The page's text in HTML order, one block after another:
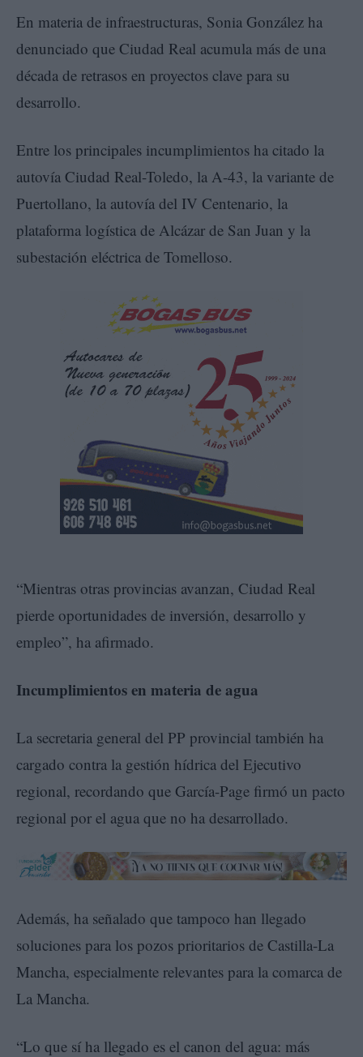
En materia de infraestructuras, Sonia González ha
denunciado que Ciudad Real acumula más de una
década de retrasos en proyectos clave para su
desarrollo.
Entre los principales incumplimientos ha citado la
autovía Ciudad Real-Toledo, la A-43, la variante de
Puertollano, la autovía del IV Centenario, la
plataforma logística de Alcázar de San Juan y la
subestación eléctrica de Tomelloso.
“Mientras otras provincias avanzan, Ciudad Real
pierde oportunidades de inversión, desarrollo y
empleo”, ha afirmado.
Incumplimientos en materia de agua
La secretaria general del PP provincial también ha
cargado contra la gestión hídrica del Ejecutivo
regional, recordando que García-Page firmó un pacto
regional por el agua que no ha desarrollado.
Además, ha señalado que tampoco han llegado
soluciones para los pozos prioritarios de Castilla-La
Mancha, especialmente relevantes para la comarca de
La Mancha.
“Lo que sí ha llegado es el canon del agua: más